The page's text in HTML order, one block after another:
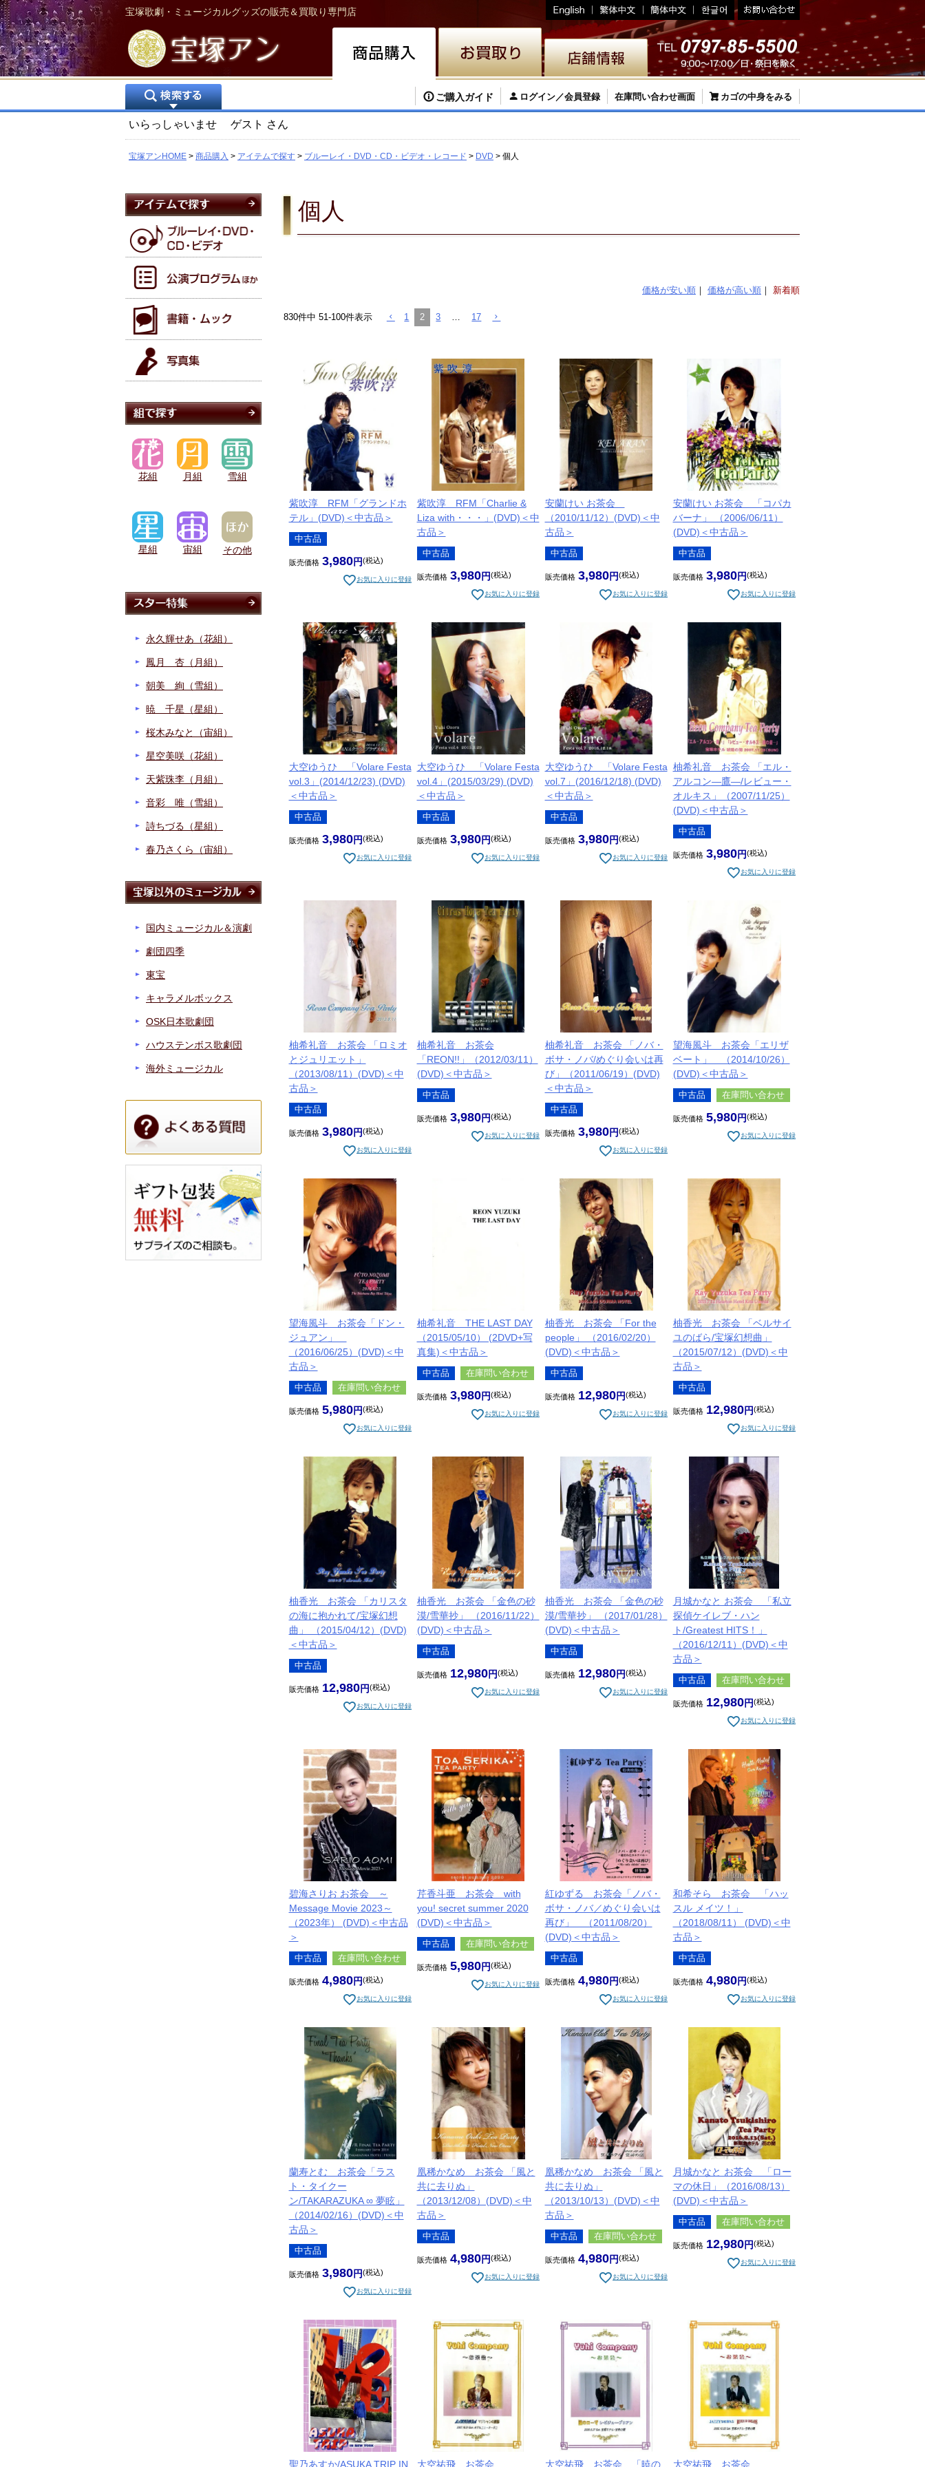
宝塚歌劇・ミュージカルグッズの販売＆買取り専門店
ご購入ガイド ログイン／会員登録 在庫問い合わせ画面 カゴの中身をみる
いらっしゃいませ ゲスト さん
宝塚アンHOME 商品購入 アイテムで探す ブルーレイ・DVD・CD・ビデオ・レコード DVD 個人
個人
価格が安い順 価格が高い順 新着順
830件中 51-100件表示 1 2 3 … 17
紫吹淳 RFM「グランドホ
テル」(DVD)＜中古品＞
中古品
販売価格 3,980 税込
お気に入りに登録
紫吹淳 RFM「Charlie &
Liza with・・・」(DVD)＜中
古品＞
中古品
販売価格 3,980 税込
お気に入りに登録
安蘭けい お茶会
（2010/11/12）(DVD)＜中
古品＞
中古品
販売価格 3,980 税込
お気に入りに登録
安蘭けい お茶会 「コパカ
バーナ」 （2006/06/11）
(DVD)＜中古品＞
中古品
販売価格 3,980 税込
お気に入りに登録
大空ゆうひ 「Volare Festa
vol.3」(2014/12/23) (DVD)
＜中古品＞
中古品
販売価格 3,980 税込
お気に入りに登録
大空ゆうひ 「Volare Festa
vol.4」(2015/03/29) (DVD)
＜中古品＞
中古品
販売価格 3,980 税込
お気に入りに登録
大空ゆうひ 「Volare Festa
vol.7」(2016/12/18) (DVD)
＜中古品＞
中古品
販売価格 3,980 税込
お気に入りに登録
柚希礼音 お茶会 「エル・
アルコン―鷹―/レビュー・
オルキス」（2007/11/25）
(DVD)＜中古品＞
中古品
販売価格 3,980 税込
お気に入りに登録
柚希礼音 お茶会 「ロミオ
とジュリエット」
（2013/08/11）(DVD)＜中
古品＞
中古品
販売価格 3,980 税込
お気に入りに登録
柚希礼音 お茶会
「REON!!」（2012/03/11）
(DVD)＜中古品＞
中古品
販売価格 3,980 税込
お気に入りに登録
柚希礼音 お茶会 「ノバ・
ボサ・ノバ/めぐり会いは再
び」（2011/06/19）(DVD)
＜中古品＞
中古品
販売価格 3,980 税込
お気に入りに登録
望海風斗 お茶会「エリザ
ベート」 （2014/10/26）
(DVD)＜中古品＞
中古品 在庫問い合わせ
販売価格 5,980 税込
お気に入りに登録
望海風斗 お茶会「ドン・
ジュアン」
（2016/06/25）(DVD)＜中
古品＞
中古品 在庫問い合わせ
販売価格 5,980 税込
お気に入りに登録
柚希礼音 THE LAST DAY
（2015/05/10） (2DVD+写
真集)＜中古品＞
中古品 在庫問い合わせ
販売価格 3,980 税込
お気に入りに登録
柚香光 お茶会 「For the
people」 （2016/02/20）
(DVD)＜中古品＞
中古品
販売価格 12,980 税込
お気に入りに登録
柚香光 お茶会 「ベルサイ
ユのばら/宝塚幻想曲」
（2015/07/12）(DVD)＜中
古品＞
中古品
販売価格 12,980 税込
お気に入りに登録
柚香光 お茶会 「カリスタ
の海に抱かれて/宝塚幻想
曲」 （2015/04/12）(DVD)
＜中古品＞
中古品
販売価格 12,980 税込
お気に入りに登録
柚香光 お茶会 「金色の砂
漠/雪華抄」 （2016/11/22）
(DVD)＜中古品＞
中古品
販売価格 12,980 税込
お気に入りに登録
柚香光 お茶会 「金色の砂
漠/雪華抄」 （2017/01/28）
(DVD)＜中古品＞
中古品
販売価格 12,980 税込
お気に入りに登録
月城かなと お茶会 「私立
探偵ケイレブ・ハン
ト/Greatest HITS！」
（2016/12/11）(DVD)＜中
古品＞
中古品 在庫問い合わせ
販売価格 12,980 税込
お気に入りに登録
碧海さりお お茶会 ～
Message Movie 2023～
（2023年） (DVD)＜中古品
＞
中古品 在庫問い合わせ
販売価格 4,980 税込
お気に入りに登録
芹香斗亜 お茶会 with
you! secret summer 2020
(DVD)＜中古品＞
中古品 在庫問い合わせ
販売価格 5,980 税込
お気に入りに登録
紅ゆずる お茶会「ノバ・
ボサ・ノバ／めぐり会いは
再び」 （2011/08/20）
(DVD)＜中古品＞
中古品
販売価格 4,980 税込
お気に入りに登録
和希そら お茶会 「ハッ
スル メイツ！」
（2018/08/11） (DVD)＜中
古品＞
中古品
販売価格 4,980 税込
お気に入りに登録
蘭寿とむ お茶会「ラス
ト・タイクー
ン/TAKARAZUKA ∞ 夢眩」
（2014/02/16）(DVD)＜中
古品＞
中古品
販売価格 3,980 税込
お気に入りに登録
凰稀かなめ お茶会 「風と
共に去りぬ」
（2013/12/08）(DVD)＜中
古品＞
中古品
販売価格 4,980 税込
お気に入りに登録
凰稀かなめ お茶会 「風と
共に去りぬ」
（2013/10/13）(DVD)＜中
古品＞
中古品 在庫問い合わせ
販売価格 4,980 税込
お気に入りに登録
月城かなと お茶会 「ロー
マの休日」（2016/08/13）
(DVD)＜中古品＞
中古品 在庫問い合わせ
販売価格 12,980 税込
お気に入りに登録
聖乃あすか/ASUKA TRIP IN 大空祐飛 お茶会 大空祐飛 お茶会 「暁の 大空祐飛 お茶会
花組 月組 雪組
星組 宙組 その他
永久輝せあ（花組）
鳳月 杏（月組）
朝美 絢（雪組）
暁 千星（星組）
桜木みなと（宙組）
星空美咲（花組）
天紫珠李（月組）
音彩 唯（雪組）
詩ちづる（星組）
春乃さくら（宙組）
国内ミュージカル＆演劇
劇団四季
東宝
キャラメルボックス
OSK日本歌劇団
ハウステンボス歌劇団
海外ミュージカル